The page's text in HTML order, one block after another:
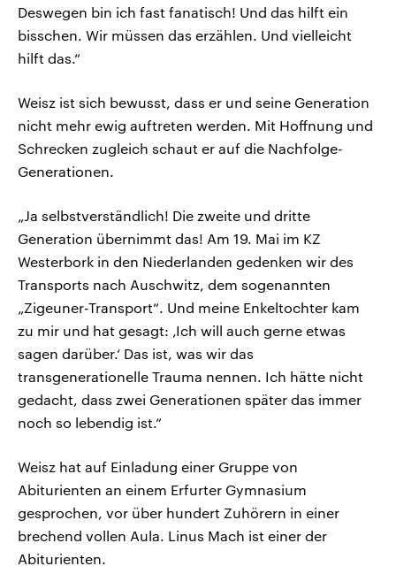
Deswegen bin ich fast fanatisch! Und das hilft ein
bisschen. Wir müssen das erzählen. Und vielleicht
hilft das.“
Weisz ist sich bewusst, dass er und seine Generation
nicht mehr ewig auftreten werden. Mit Hoffnung und
Schrecken zugleich schaut er auf die Nachfolge-
Generationen.
„Ja selbstverständlich! Die zweite und dritte
Generation übernimmt das! Am 19. Mai im KZ
Westerbork in den Niederlanden gedenken wir des
Transports nach Auschwitz, dem sogenannten
„Zigeuner-Transport“. Und meine Enkeltochter kam
zu mir und hat gesagt: ‚Ich will auch gerne etwas
sagen darüber.‘ Das ist, was wir das
transgenerationelle Trauma nennen. Ich hätte nicht
gedacht, dass zwei Generationen später das immer
noch so lebendig ist.“
Weisz hat auf Einladung einer Gruppe von
Abiturienten an einem Erfurter Gymnasium
gesprochen, vor über hundert Zuhörern in einer
brechend vollen Aula. Linus Mach ist einer der
Abiturienten.